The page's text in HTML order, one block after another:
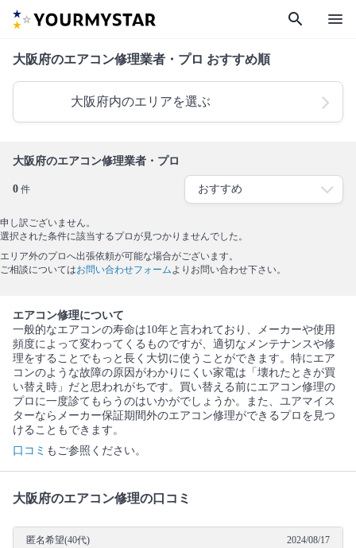
search menu
大阪府のエアコン修理業者・プロ おすすめ順
大阪府内のエリアを選ぶ
大阪府のエアコン修理業者・プロ
0 件
申し訳ございません。
選択された条件に該当するプロが見つかりませんでした。
エリア外のプロへ出張依頼が可能な場合がございます。
ご相談についてはお問い合わせフォームよりお問い合わせ下さい。
エアコン修理について
一般的なエアコンの寿命は10年と言われており、メーカーや使用
頻度によって変わってくるものですが、適切なメンテナンスや修
理をすることでもっと長く大切に使うことができます。特にエア
コンのような故障の原因がわかりにくい家電は「壊れたときが買
い替え時」だと思われがちです。買い替える前にエアコン修理の
プロに一度診てもらうのはいかがでしょうか。また、ユアマイス
ターならメーカー保証期間外のエアコン修理ができるプロを見つ
けることもできます。
口コミ もご参照ください。
大阪府のエアコン修理の口コミ
匿名希望(40代) 2024/08/17